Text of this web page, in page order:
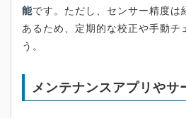
能です。ただし、センサー精度は
あるため、定期的な校正や手動チ
う。
メンテナンスアプリやサ